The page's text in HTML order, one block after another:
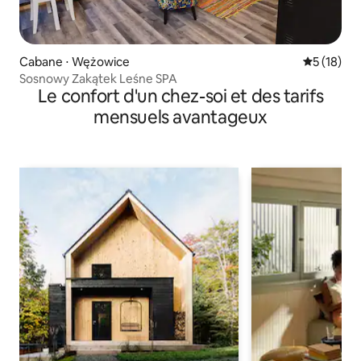
Cabane ⋅ Wężowice
5 (18)
Sosnowy Zakątek Leśne SPA
Le confort d'un chez-soi et des tarifs
mensuels avantageux